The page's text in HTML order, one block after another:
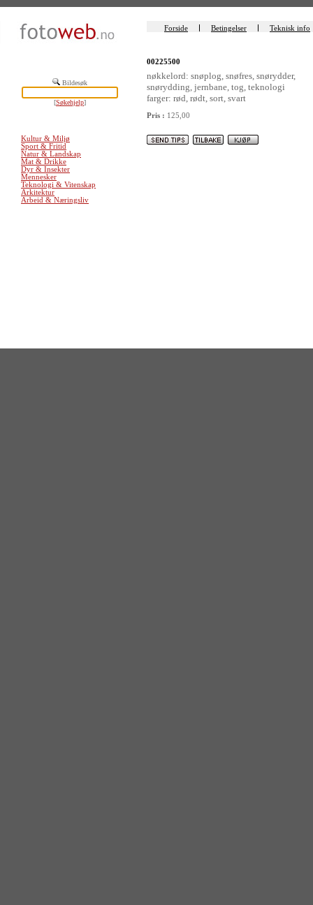
Bildesøk
[Søkehjelp]
Kultur & Miljø
Sport & Fritid
Natur & Landskap
Mat & Drikke
Dyr & Insekter
Mennesker
Teknologi & Vitenskap
Arkitektur
Arbeid & Næringsliv
Forside Betingelser Teknisk info
00225500
nøkkelord: snøplog, snøfres, snørydder,
snørydding, jernbane, tog, teknologi
farger: rød, rødt, sort, svart
Pris : 125,00